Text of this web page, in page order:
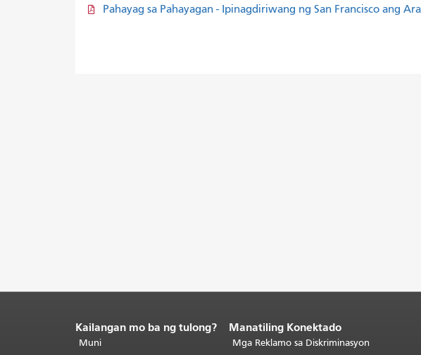
Pahayag sa Pahayagan - Ipinagdiriwang ng San Francisco ang
Katapusan
ng
Kailangan mo ba ng tulong?
Muni
Manatiling Konektado
Mga Reklamo sa Diskriminasyon